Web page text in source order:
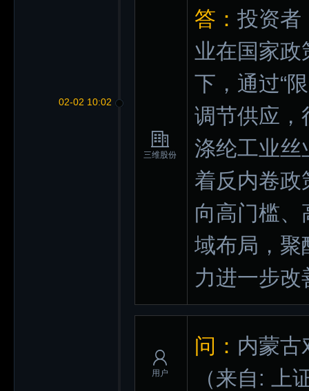
02-02 10:02
三维股份
答： 投资者
业在国家政
下，通过“
调节供应，
涤纶工业丝
着反内卷政
向高门槛
域布局，聚
力进一步
用户
问： 内蒙古
（来自: 上